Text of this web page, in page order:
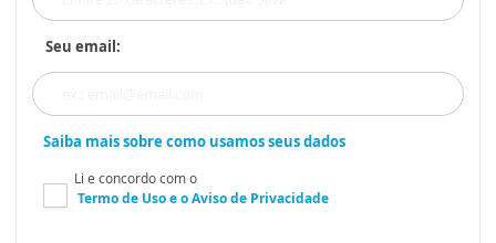
Seu email:
Saiba mais sobre como usamos seus dados
Li e concordo com o
Termo de Usoe oAviso de Privacidade